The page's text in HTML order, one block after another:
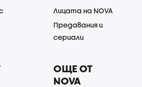
Лицата на NOVA
Предавания и
сериали
ОЩЕ ОТ
NOVA